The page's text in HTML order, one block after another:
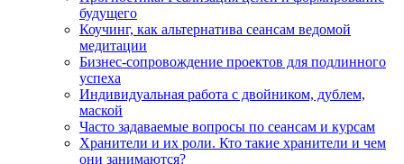
будущего
Коучинг, как альтернатива сеансам ведомой
медитации
Бизнес-сопровождение проектов для подлинного
успеха
Индивидуальная работа с двойником, дублем,
маской
Часто задаваемые вопросы по сеансам и курсам
Хранители и их роли. Кто такие хранители и чем
они занимаются?